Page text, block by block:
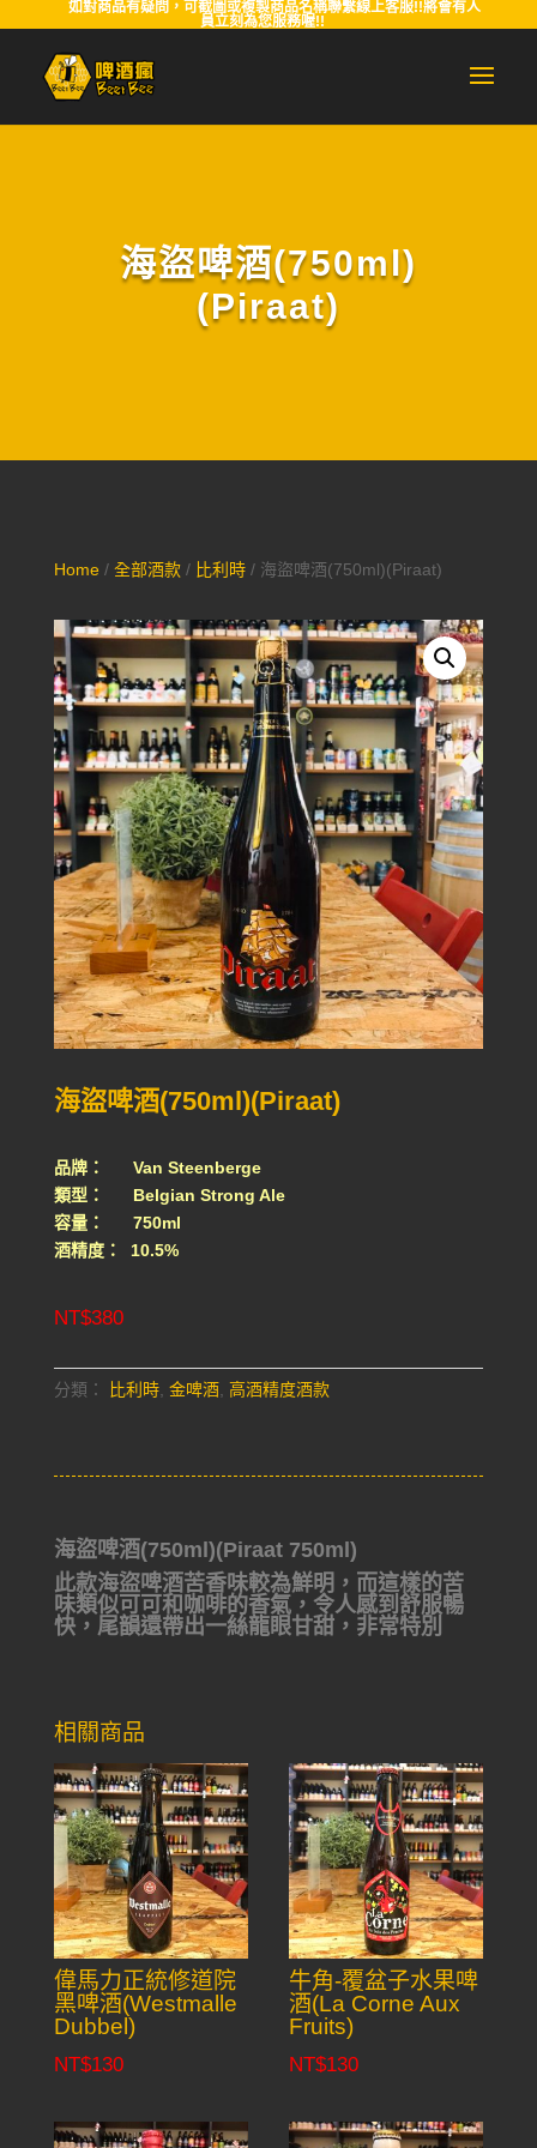
如對商品有疑問，可截圖或複製商品名稱聯繫線上客服!!將會有人
員立刻為您服務喔!!
海盜啤酒(750ml)
(Piraat)
Home/ 全部酒款/ 比利時/ 海盜啤酒(750ml)(Piraat)
海盜啤酒(750ml)(Piraat)
品牌： Van Steenberge
類型： Belgian Strong Ale
容量： 750ml
酒精度： 10.5%
NT$380
分類： 比利時, 金啤酒, 高酒精度酒款
海盜啤酒(750ml)(Piraat 750ml)
此款海盜啤酒苦香味較為鮮明，而這樣的苦
味類似可可和咖啡的香氣，令人感到舒服暢
快，尾韻還帶出一絲龍眼甘甜，非常特別
相關商品
偉馬力正統修道院
黑啤酒(Westmalle
Dubbel)
NT$130
牛角-覆盆子水果啤
酒(La Corne Aux
Fruits)
NT$130